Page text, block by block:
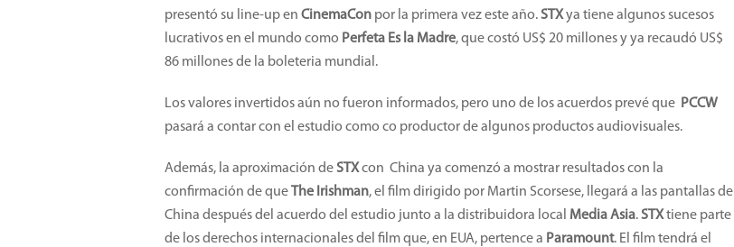
presentó su line-up en CinemaCon por la primera vez este año.STXya tiene algunos sucesos
lucrativos en el mundo como Perfeta Es la Madre, que costó US$ 20 millones y ya recaudó US$
86 millones de la boleteria mundial.
Los valores invertidos aún no fueron informados, pero uno de los acuerdos prevé que PCCW
pasará a contar con el estudio como co productor de algunos productos audiovisuales.
Además, la aproximación deSTXcon China ya comenzó a mostrar resultados con la
confirmación de queThe Irishman, el film dirigido por Martin Scorsese, llegará a las pantallas de
China después del acuerdo del estudio junto a la distribuidora local Media Asia.STXtiene parte
de los derechos internacionales del film que, en EUA, pertence a Paramount. El film tendrá el